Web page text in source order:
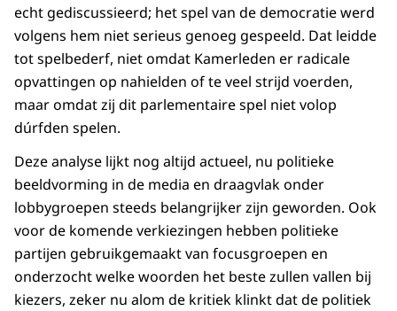
echt gediscussieerd; het spel van de democratie werd
volgens hem niet serieus genoeg gespeeld. Dat leidde
tot spelbederf, niet omdat Kamerleden er radicale
opvattingen op nahielden of te veel strijd voerden,
maar omdat zij dit parlementaire spel niet volop
dúrfden spelen.
Deze analyse lijkt nog altijd actueel, nu politieke
beeldvorming in de media en draagvlak onder
lobbygroepen steeds belangrijker zijn geworden. Ook
voor de komende verkiezingen hebben politieke
partijen gebruikgemaakt van focusgroepen en
onderzocht welke woorden het beste zullen vallen bij
kiezers, zeker nu alom de kritiek klinkt dat de politiek